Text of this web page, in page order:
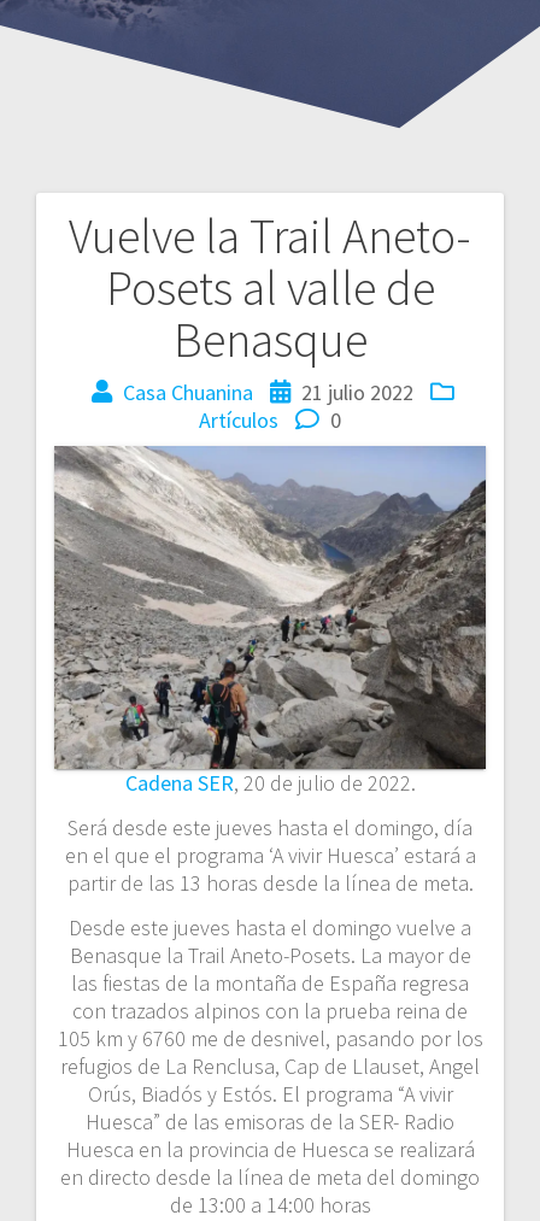
Vuelve la Trail Aneto-
Posets al valle de
Benasque
Casa Chuanina
21 julio 2022
Artículos
0
Cadena SER, 20 de julio de 2022.
Será desde este jueves hasta el domingo, día
en el que el programa ‘A vivir Huesca’ estará a
partir de las 13 horas desde la línea de meta.
Desde este jueves hasta el domingo vuelve a
Benasque la Trail Aneto-Posets. La mayor de
las fiestas de la montaña de España regresa
con trazados alpinos con la prueba reina de
105 km y 6760 me de desnivel, pasando por los
refugios de La Renclusa, Cap de Llauset, Angel
Orús, Biadós y Estós. El programa “A vivir
Huesca” de las emisoras de la SER- Radio
Huesca en la provincia de Huesca se realizará
en directo desde la línea de meta del domingo
de 13:00 a 14:00 horas